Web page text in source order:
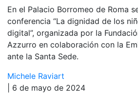
En el Palacio Borromeo de Roma
conferencia “La dignidad de los
digital”, organizada por la
Azzurro en colaboración con la
ante la Santa Sede.
Michele Raviart
| 6 de mayo de 2024